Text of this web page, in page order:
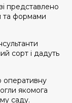
представлено
та формами
сорт і дадуть
оперативну
якомога
саду.